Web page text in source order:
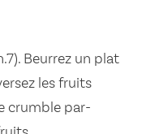
Beurrez un plat
les fruits
crumble par-